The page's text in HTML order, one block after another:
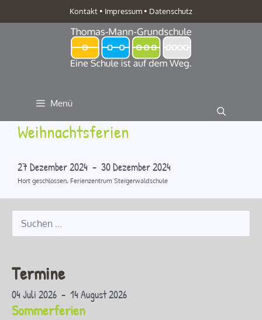
Inhalt
Kontakt • Impressum • Datenschutz
Menü
Weihnachtsferien
27 Dezember 2024 - 30 Dezember 2024
Hort geschlossen, Ferienzentrum Steigerwaldschule
nach:
Termine
04 Juli 2026 - 14 August 2026
Sommerferien